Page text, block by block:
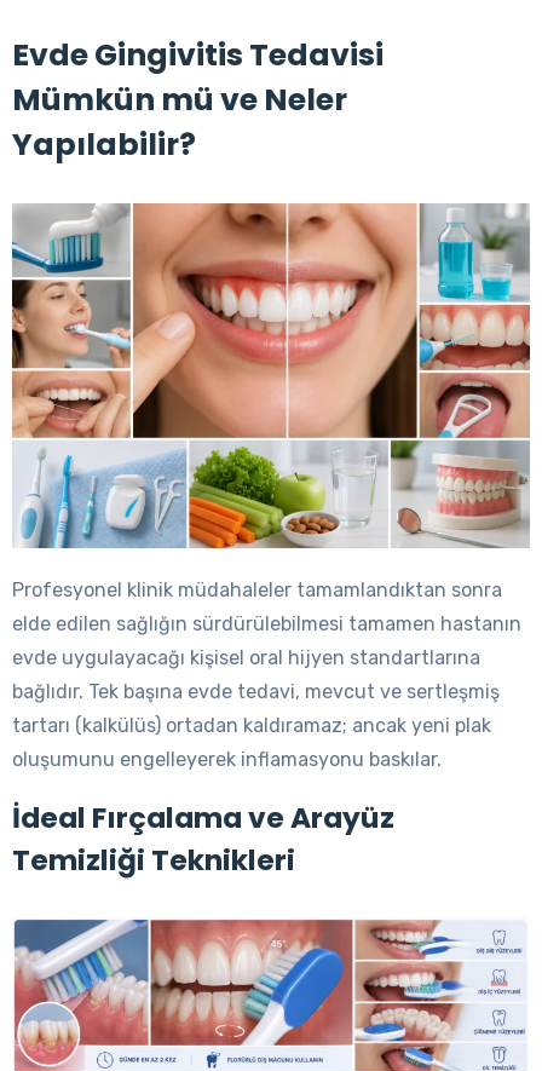
Evde Gingivitis Tedavisi
Mümkün mü ve Neler
Yapılabilir?
Profesyonel klinik müdahaleler tamamlandıktan sonra
elde edilen sağlığın sürdürülebilmesi tamamen hastanın
evde uygulayacağı kişisel oral hijyen standartlarına
bağlıdır. Tek başına evde tedavi, mevcut ve sertleşmiş
tartarı (kalkülüs) ortadan kaldıramaz; ancak yeni plak
oluşumunu engelleyerek inflamasyonu baskılar.
İdeal Fırçalama ve Arayüz
Temizliği Teknikleri